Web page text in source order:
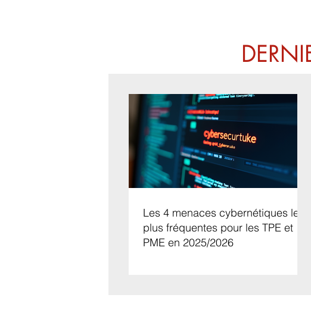
Les 4 menaces cybernétiques les
plus fréquentes pour les TPE et
PME en 2025/2026